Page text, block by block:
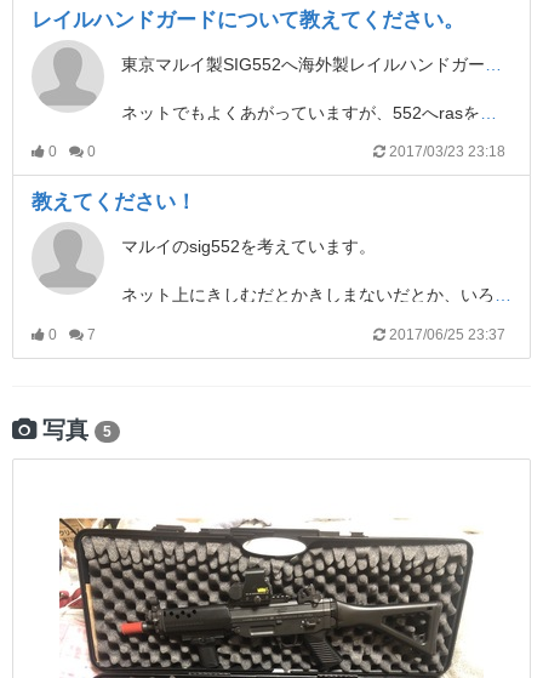
レイルハンドガードについて教えてください。
ネットでもよくあがっていますが、552へrasを取り付ける場合、比較的安価なのはJG製、UFC製のハンドガードになると思いますが、
0 0 2017/03/23 23:18
教えてください！
マルイのsig552を考えています。
ネット上にきしむだとかきしまないだとか、いろいろ書いてあるのですが、時間が立ってのバージョンアップなどがあるのかもしれないと質問させて頂いています。
sig552のいいところ、悪いところを
0 7 2017/06/25 23:37
写真 5